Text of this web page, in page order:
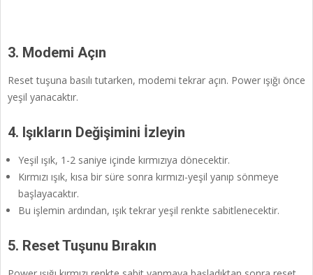
3. Modemi Açın
Reset tuşuna basılı tutarken, modemi tekrar açın. Power ışığı önce
yeşil yanacaktır.
4. Işıkların Değişimini İzleyin
Yeşil ışık, 1-2 saniye içinde kırmızıya dönecektir.
Kırmızı ışık, kısa bir süre sonra kırmızı-yeşil yanıp sönmeye
başlayacaktır.
Bu işlemin ardından, ışık tekrar yeşil renkte sabitlenecektir.
5. Reset Tuşunu Bırakın